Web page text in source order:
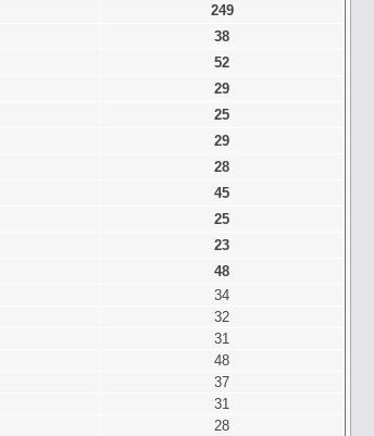
249
38
52
29
25
29
28
45
25
23
48
34
32
31
48
37
31
28